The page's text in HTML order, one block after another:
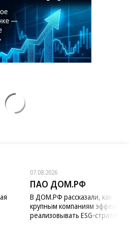
07.08.2026
ПАО ДОМ.РФ
В ДОМ.РФ рассказали, как
крупным компаниям
реализовывать ESG-стратегию